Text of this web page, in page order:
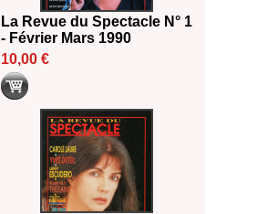
La Revue du Spectacle N° 1
- Février Mars 1990
10,00 €